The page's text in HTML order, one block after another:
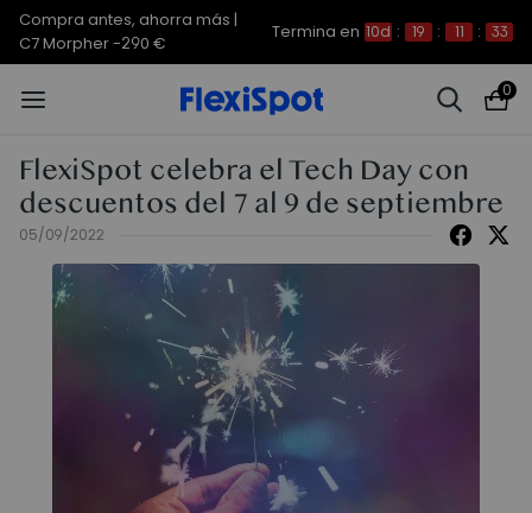
Compra antes, ahorra más |
C7 Morpher -290 €
Termina en 10d : 19 : 11 : 33
0
FlexiSpot celebra el Tech Day con
descuentos del 7 al 9 de septiembre
05/09/2022